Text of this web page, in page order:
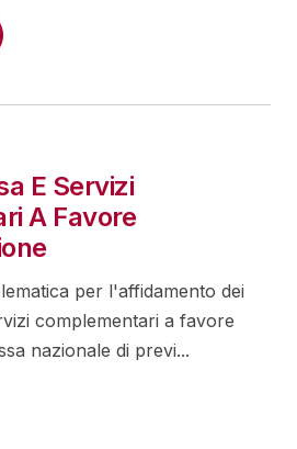
E Servizi
A Favore
per l'affidamento dei
complementari a favore
nazionale di previ...